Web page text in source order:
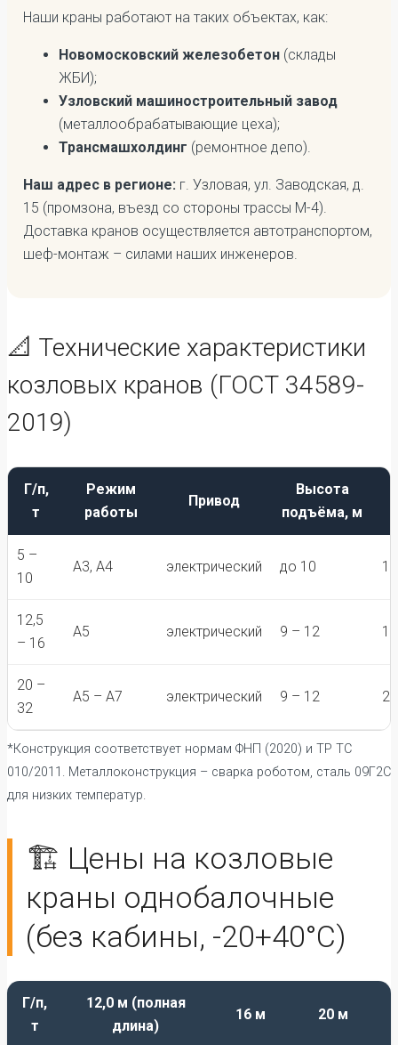
Наши краны работают на таких объектах, как:
Новомосковский железобетон (склады
ЖБИ);
Узловский машиностроительный завод
(металлообрабатывающие цеха);
Трансмашхолдинг (ремонтное депо).
Наш адрес в регионе: г. Узловая, ул. Заводская, д.
15 (промзона, въезд со стороны трассы М-4).
Доставка кранов осуществляется автотранспортом,
шеф-монтаж – силами наших инженеров.
📐 Технические характеристики
козловых кранов (ГОСТ 34589-
2019)
Г/п,
т
Режим
работы
Привод
Высота
подъёма, м
5 –
10
А3, А4 электрический до 10
12,5
– 16
А5 электрический 9 – 12
20 –
32
А5 – А7 электрический 9 – 12
*Конструкция соответствует нормам ФНП (2020) и ТР ТС
010/2011. Металлоконструкция – сварка роботом, сталь 09Г2С
для низких температур.
🏗️ Цены на козловые
краны однобалочные
(без кабины, -20+40°С)
Г/п,
т
12,0 м (полная
длина)
16 м 20 м